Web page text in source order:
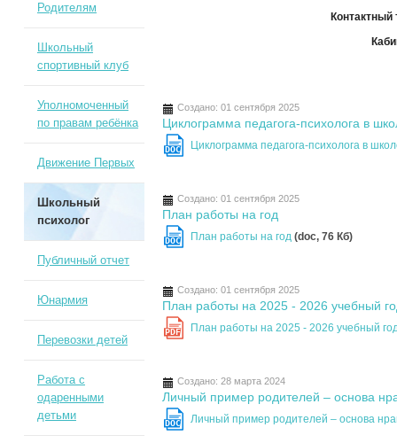
Создано: 01 сентября 2025
Циклограмма педагога-психолога в
DOC Циклограмма педагога-психолога в
Создано: 01 сентября 2025
План работы на год
DOC План работы на год(doc, 76 Кб)
Создано: 01 сентября 2025
План работы на 2025 - 2026 учебный
PDF План работы на 2025 - 2026 учебный
Создано: 28 марта 2024
Личный пример родителей – основа
DOC Личный пример родителей – основа
Родителям
Школьный
спортивный клуб
Уполномоченный
по правам ребёнка
Движение Первых
Школьный
психолог
Публичный отчет
Юнармия
Перевозки детей
Работа с
одаренными
детьми